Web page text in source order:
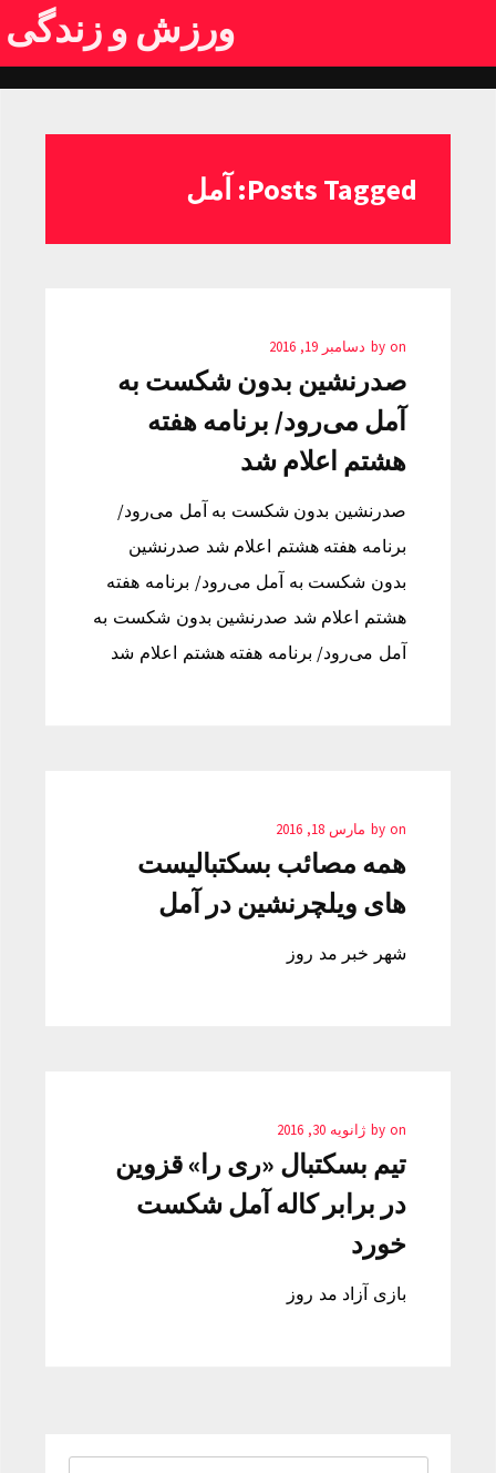
ورزش و زندگی
Posts Tagged: آمل
by on دسامبر 19, 2016
صدرنشین بدون شکست به
آمل می‌رود/ برنامه هفته
هشتم اعلام شد
صدرنشین بدون شکست به آمل می‌رود/
برنامه هفته هشتم اعلام شد صدرنشین
بدون شکست به آمل می‌رود/ برنامه هفته
هشتم اعلام شد صدرنشین بدون شکست به
آمل می‌رود/ برنامه هفته هشتم اعلام شد
by on مارس 18, 2016
همه مصائب بسکتبالیست
های ویلچرنشین در آمل
شهر خبر مد روز
by on ژانویه 30, 2016
تیم بسکتبال «ری را» قزوین
در برابر كاله آمل شكست
خورد
بازی آزاد مد روز